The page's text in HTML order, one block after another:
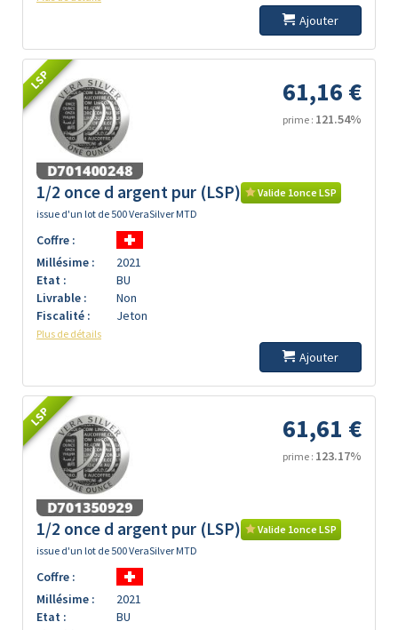
Ajouter
LSP 61,16 €
prime : 121.54%
1/2 once d argent pur (LSP)
Valide 1once LSP
issue d'un lot de 500 VeraSilver MTD
Coffre :
Millésime :
2021
Etat :
BU
Livrable :
Non
Fiscalité :
Jeton
Plus de détails
Ajouter
LSP 61,61 €
prime : 123.17%
1/2 once d argent pur (LSP)
Valide 1once LSP
issue d'un lot de 500 VeraSilver MTD
Coffre :
Millésime :
2021
Etat :
BU